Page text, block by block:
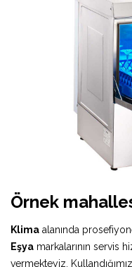
Örnek
Klima alanında
Eşya markalarının servis
vermekteyiz.